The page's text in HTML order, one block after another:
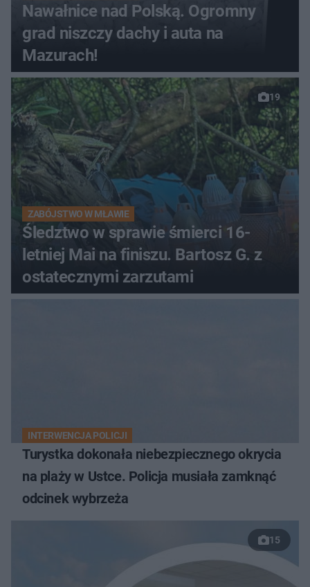
Nawałnice nad Polską. Ogromny
grad niszczy dachy i auta na
Mazurach!
19
ZABÓJSTWO W MŁAWIE
Śledztwo w sprawie śmierci 16-
letniej Mai na finiszu. Bartosz G. z
ostatecznymi zarzutami
INTERWENCJA POLICJI
Turystka dokonała niebezpiecznego okrycia
na plaży w Ustce. Policja musiała zamknąć
odcinek wybrzeża
15